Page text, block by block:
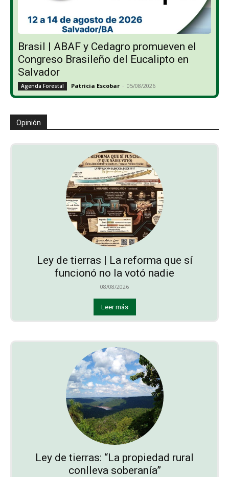
Brasil | ABAF y Cedagro promueven el
Congreso Brasileño del Eucalipto en
Salvador
Agenda Forestal Patricia Escobar - 05/08/2026
Opinión
Ley de tierras | La reforma que sí
funcionó no la votó nadie
08/08/2026
Leer más
Ley de tierras: “La propiedad rural
conlleva soberanía”